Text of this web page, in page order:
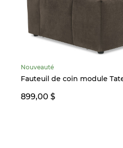
Nouveauté
Fauteuil de coin module
899,00 $